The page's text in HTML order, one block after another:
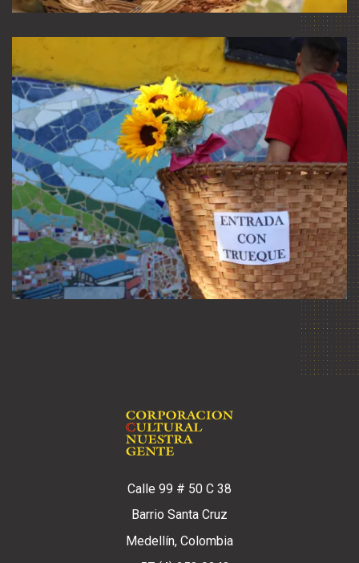
Calle 99 # 50 C 38
Barrio Santa Cruz
Medellín, Colombia